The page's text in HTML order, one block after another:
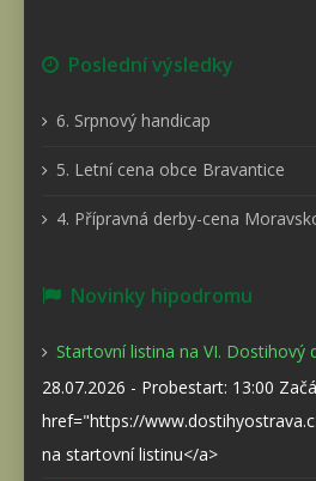
Poslední výsledky
6. Srpnový handicap
5. Letní cena obce Bravantice
4. Přípravná derby-cena
Novinky hipodromu
Startovní listina na VI. Dostihový
28.07.2026 - Probestart: 13:00
href="https://
na startovní listinu</a>